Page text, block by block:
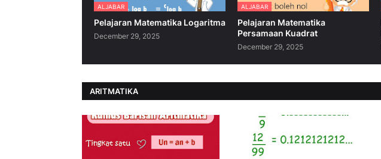
ALJABAR
Pelajaran Matematika Logaritma
December 29, 2025
ALJABAR
Pelajaran Matematika
Persamaan Kuadrat
December 29, 2025
ARITMATIKA